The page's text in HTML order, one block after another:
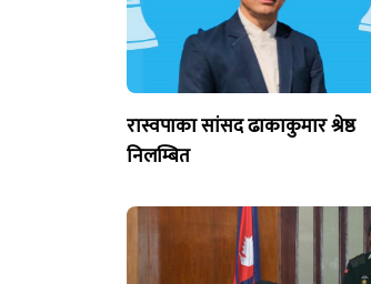
रास्वपाका सांसद ढाकाकुमार श्रेष्ठ
निलम्बित